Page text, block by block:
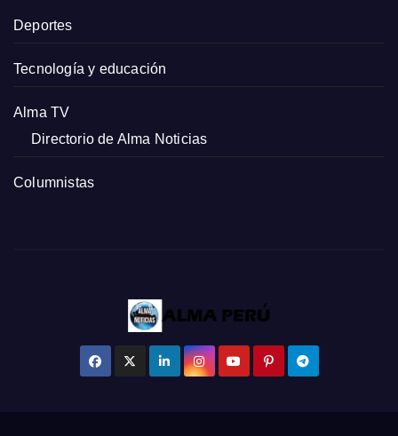
Deportes
Tecnología y educación
Alma TV
Directorio de Alma Noticias
Columnistas